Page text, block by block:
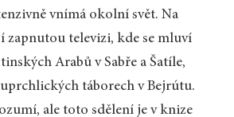
vnímá okolní svět. Na
zapnutou televizi, kde se mluví
Arabů v Sabře a Šatíle,
táborech v Bejrútu.
ale toto sdělení je v knize